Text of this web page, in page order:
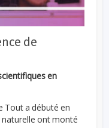
de
en
Tout a débuté en
naturelle ont monté